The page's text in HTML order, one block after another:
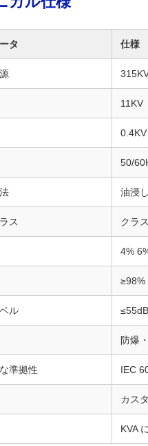
タ 仕様
11KV
0.4KV
50/
油浸
ス クラ
4%
≥98%
ル ≤55dB
防爆
準拠性 IEC
カス
KVA